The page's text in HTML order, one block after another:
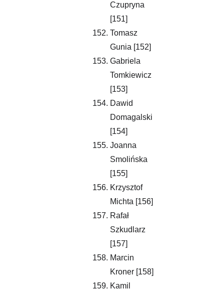
Czupryna
[151]
Tomasz
Gunia [152]
Gabriela
Tomkiewicz
[153]
Dawid
Domagalski
[154]
Joanna
Smolińska
[155]
Krzysztof
Michta [156]
Rafał
Szkudlarz
[157]
Marcin
Kroner [158]
Kamil